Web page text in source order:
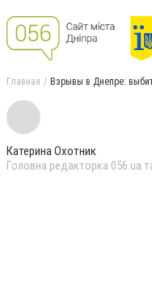
Главная Взрывы в Днепре:
Катерина Охотник
Головна редакторка 056.ua